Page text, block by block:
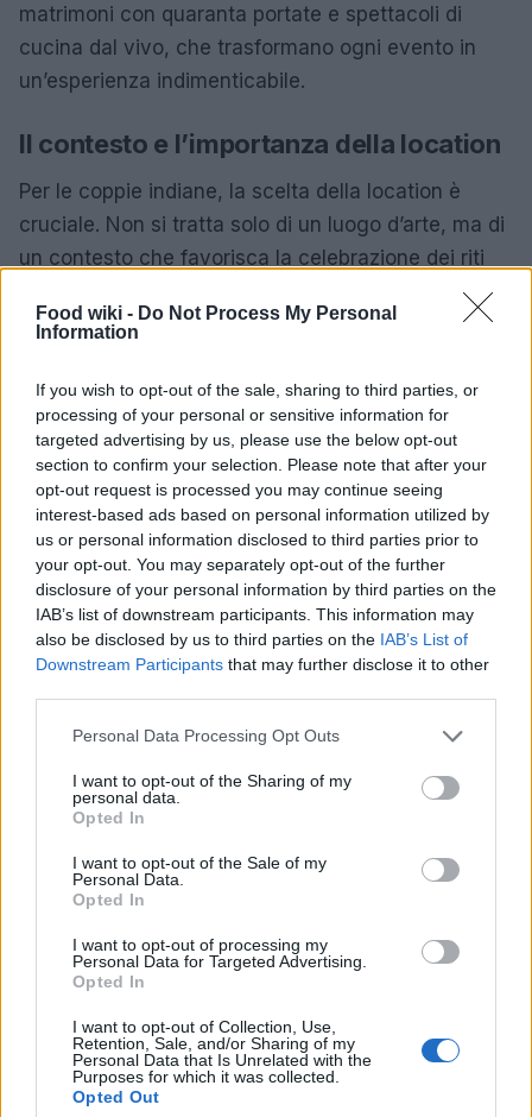
Food wiki - Do Not Process My Personal
Information
If you wish to opt-out of the sale, sharing to third parties, or
processing of your personal or sensitive information for
targeted advertising by us, please use the below opt-out
section to confirm your selection. Please note that after your
opt-out request is processed you may continue seeing
interest-based ads based on personal information utilized by
us or personal information disclosed to third parties prior to
your opt-out. You may separately opt-out of the further
disclosure of your personal information by third parties on the
IAB’s list of downstream participants. This information may
also be disclosed by us to third parties on the IAB’s List of
Downstream Participants that may further disclose it to other
Please note that this website/app uses one or more Google
not limited to your visit or usage behaviour. You may click to
grant or deny consent to Google and its third-party tags to
use your data for below specified purposes in below Google
consent section.
Personal Data Processing Opt Outs
I want to opt-out of the Sharing of my
personal data.
Opted In
I want to opt-out of the Sale of my
Personal Data.
Opted In
I want to opt-out of processing my
Personal Data for Targeted Advertising.
Opted In
I want to opt-out of Collection, Use,
Retention, Sale, and/or Sharing of my
Personal Data that Is Unrelated with the
Purposes for which it was collected.
Opted Out
matrimoni con quaranta portate e spettacoli di
cucina dal vivo, che trasformano ogni evento in
un’esperienza indimenticabile.
Il contesto e l’importanza della location
Per le coppie indiane, la scelta della location è
cruciale. Non si tratta solo di un luogo d’arte, ma di
un contesto che favorisca la celebrazione dei riti
tradizionali. Che si tratti di una villa storica o di una
località affacciata sul mare, l’importante è creare
festeggiamenti. Durante il primo giorno, gli ospiti
possono gustare piatti italiani, ma nei giorni
successivi, la tradizione indiana prende il
sopravvento, con un’attenzione particolare al cibo
vegetariano, rispettando le usanze locali.
Un’esperienza indimenticabile per gli
ospiti
Oltre alla bellezza dei luoghi e alla sfarzosità dei
festeggiamenti, i matrimoni indiani in Italia offrono
anche un’opportunità unica per gli ospiti di
dell’occasione per visitare le meraviglie italiane,
rendendo l’evento non solo una celebrazione
dell’amore, ma anche un’esperienza culturale. La
combinazione di tradizione indiana e bellezza
dettaglio è curato con attenzione, dal cibo ai riti,
per garantire che ogni matrimonio sia un evento
memorabile.